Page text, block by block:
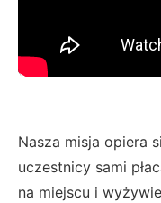
Nasza misja opiera
uczestnicy sami
na miejscu i